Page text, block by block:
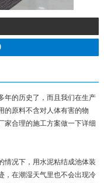
年的历史了，而且我们在生产
的原料不含对人体有害的物
家合理的施工方案做一下详细
况下，用水泥粘结成池体装
，在潮湿天气里也不会出现冷